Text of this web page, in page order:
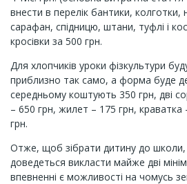
внести в перелік бантики, колготки,
сарафан, спідницю, штани, туфлі і
кросівки за 500 грн.
Для хлопчиків уроки фізкультури
приблизно так само, а форма буде
середньому коштують 350 грн, дві
– 650 грн, жилет – 175 грн, краватка
грн.
Отже, щоб зібрати дитину до
доведеться викласти майже дві
впевненні є можливості на чомусь